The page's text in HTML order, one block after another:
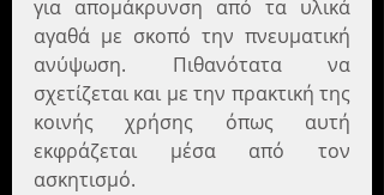
για απομάκρυνση από τα υλικά
αγαθά με σκοπό την πνευματική
ανύψωση. Πιθανότατα να
σχετίζεται και με την πρακτική της
κοινής χρήσης όπως αυτή
εκφράζεται μέσα από τον
ασκητισμό.